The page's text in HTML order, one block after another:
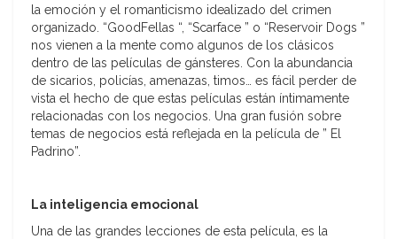
la emoción y el romanticismo idealizado del crimen
organizado. “GoodFellas “, “Scarface ” o “Reservoir Dogs ”
nos vienen a la mente como algunos de los clásicos
dentro de las películas de gánsteres. Con la abundancia
de sicarios, policías, amenazas, timos… es fácil perder de
vista el hecho de que estas películas están íntimamente
relacionadas con los negocios. Una gran fusión sobre
temas de negocios está reflejada en la película de ” El
Padrino”.
La inteligencia emocional
Una de las grandes lecciones de esta película, es la